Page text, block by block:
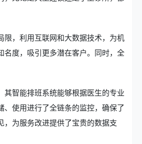
限，利用互联网和大数据技术，为机
名度，吸引更多潜在客户。同时，全
智能排班系统能够根据医生的专业
使用进行了全链条的监控，确保了
为服务改进提供了宝贵的数据支